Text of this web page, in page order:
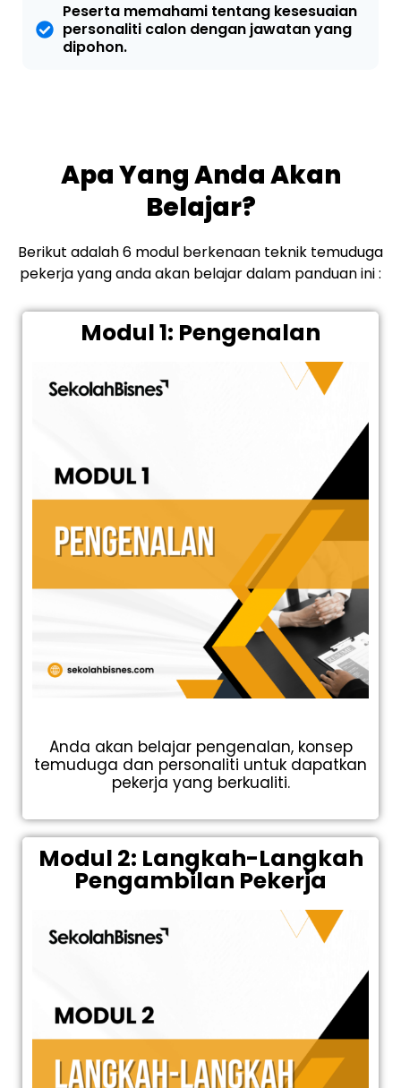
Peserta memahami tentang kesesuaian
personaliti calon dengan jawatan yang
dipohon.
Apa Yang Anda Akan
Belajar?
Berikut adalah 6 modul berkenaan teknik temuduga
pekerja yang anda akan belajar dalam panduan ini :
Modul 1: Pengenalan
Anda akan belajar pengenalan, konsep
temuduga dan personaliti untuk dapatkan
pekerja yang berkualiti.
Modul 2: Langkah-Langkah
Pengambilan Pekerja